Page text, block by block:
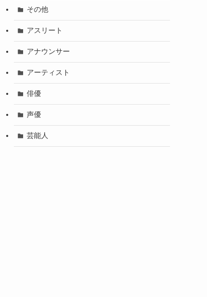
その他
アスリート
アナウンサー
アーティスト
俳優
声優
芸能人